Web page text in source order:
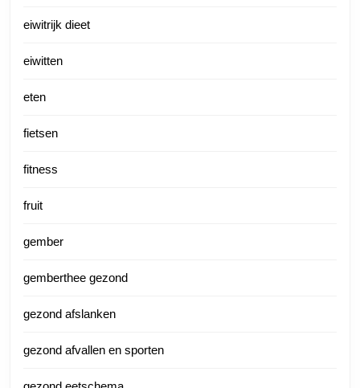
eiwitrijk dieet
eiwitten
eten
fietsen
fitness
fruit
gember
gemberthee gezond
gezond afslanken
gezond afvallen en sporten